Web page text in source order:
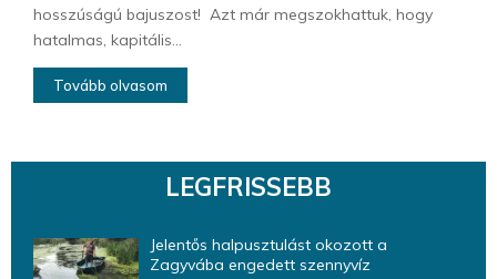
hosszúságú bajuszost! Azt már megszokhattuk, hogy
hatalmas, kapitális...
Tovább olvasom
LEGFRISSEBB
Jelentős halpusztulást okozott a
Zagyvába engedett szennyvíz